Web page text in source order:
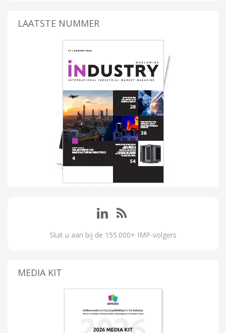
LAATSTE NUMMER
Sluit u aan bij de 155.000+ IMP-volgers
MEDIA KIT